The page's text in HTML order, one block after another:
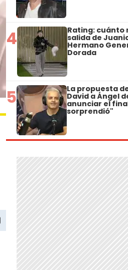
4 Rating: cuánto
salida de
Hermano
Dorada
5 La propuesta
David a Ángel
anunciar el
sorprendió"